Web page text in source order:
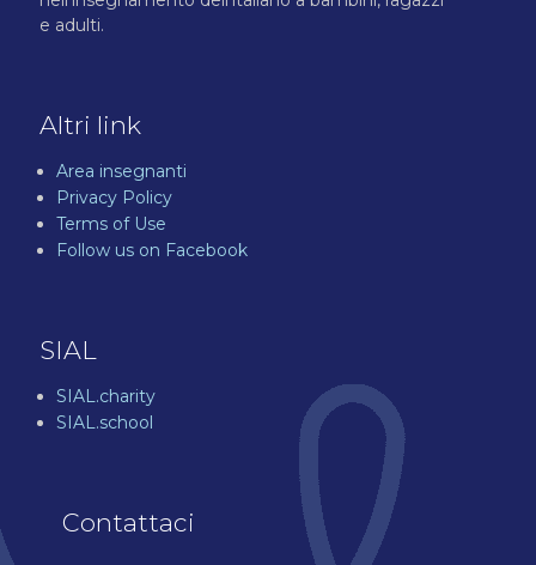
e adulti.
Altri link
Area insegnanti
Privacy Policy
Terms of Use
Follow us on Facebook
SIAL
SIAL.charity
SIAL.school
Contattaci